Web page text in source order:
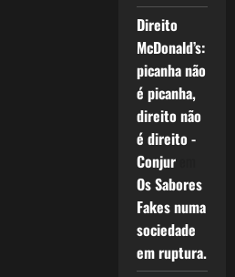
Direito
McDonald’s:
picanha não
é picanha,
direito não
é direito -
Conjurem
Os Sabores
Fakes numa
sociedade
em ruptura.